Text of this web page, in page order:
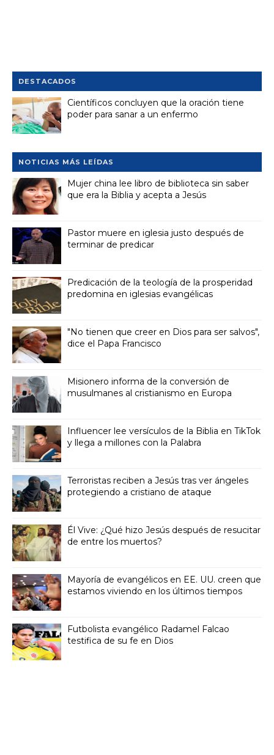
DESTACADOS
Científicos concluyen que la oración tiene
poder para sanar a un enfermo
NOTICIAS MÁS LEÍDAS
Mujer china lee libro de biblioteca sin saber
que era la Biblia y acepta a Jesús
Pastor muere en iglesia justo después de
terminar de predicar
Predicación de la teología de la prosperidad
predomina en iglesias evangélicas
"No tienen que creer en Dios para ser salvos",
dice el Papa Francisco
Misionero informa de la conversión de
musulmanes al cristianismo en Europa
Influencer lee versículos de la Biblia en TikTok
y llega a millones con la Palabra
Terroristas reciben a Jesús tras ver ángeles
protegiendo a cristiano de ataque
Él Vive: ¿Qué hizo Jesús después de resucitar
de entre los muertos?
Mayoría de evangélicos en EE. UU. creen que
estamos viviendo en los últimos tiempos
Futbolista evangélico Radamel Falcao
testifica de su fe en Dios